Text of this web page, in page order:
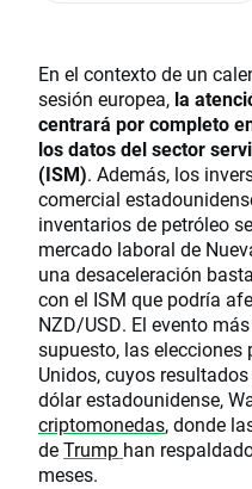
En el contexto de un
sesión europea, la
centrará por completo
los datos del sector
(ISM). Además, los
comercial
inventarios de petróleo
mercado laboral de
una desaceleración
con el ISM que podría
NZD/USD. El evento
supuesto, las elecciones
Unidos, cuyos
dólar estadounidense,
criptomonedas, donde
deTrump han
meses.